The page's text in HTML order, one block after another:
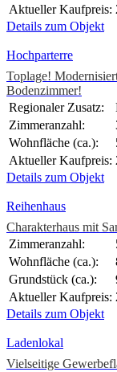
Aktueller Kaufpreis:
Details zum Objekt
Hochparterre
Toplage!
Bodenzimmer!
Regionaler Zusatz:
Zimmeranzahl:
Wohnfläche (ca.):
Aktueller Kaufpreis:
Details zum Objekt
Reihenhaus
Charakterhaus mit
Zimmeranzahl:
Wohnfläche (ca.):
Grundstück (ca.):
Aktueller Kaufpreis:
Details zum Objekt
Ladenlokal
Vielseitige